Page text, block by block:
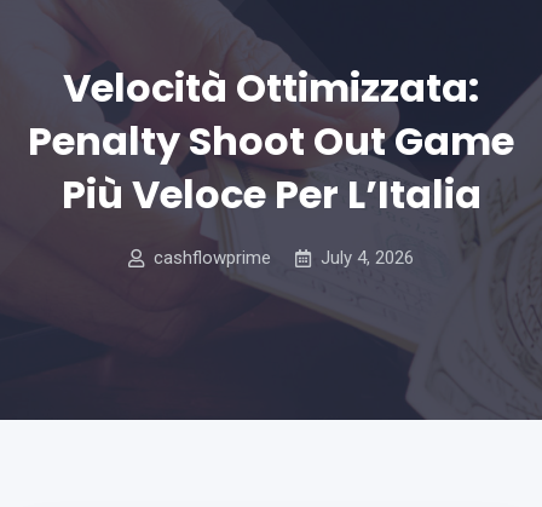
Velocità Ottimizzata:
Penalty Shoot Out Game
Più Veloce Per L’Italia
cashflowprime July 4, 2026